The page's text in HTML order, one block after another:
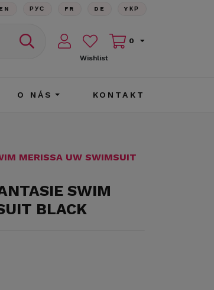
EN РУС FR DE YКР
Wishlist
0
O NÁS KONTAKT
MERISSA UW SWIMSUIT
SWIM
BLACK